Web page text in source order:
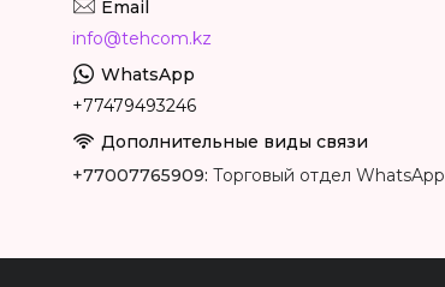
info@tehcom.kz
+77479493246
+77007765909 Торговый отдел WhatsApp